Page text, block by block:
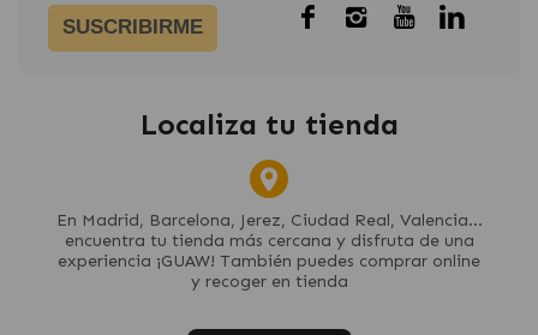
SUSCRIBIRME
Localiza tu tienda
En Madrid, Barcelona, Jerez, Ciudad Real, Valencia...
encuentra tu tienda más cercana y disfruta de una
experiencia ¡GUAW! También puedes comprar online
y recoger en tienda